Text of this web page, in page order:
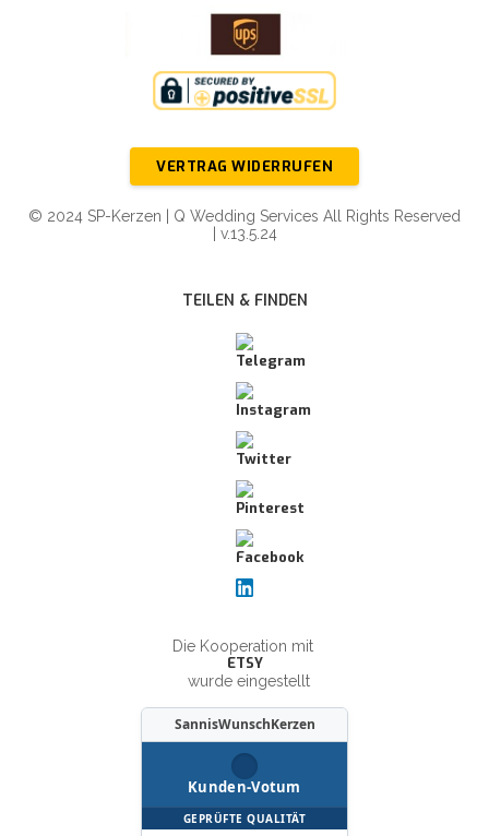
VERTRAG WIDERRUFEN
© 2024 SP-Kerzen | Q Wedding Services All Rights Reserved
| v.13.5.24
TEILEN & FINDEN
Die Kooperation mit
ETSY
wurde eingestellt
SannisWunschKerzen
Kunden-Votum
GEPRÜFTE QUALITÄT